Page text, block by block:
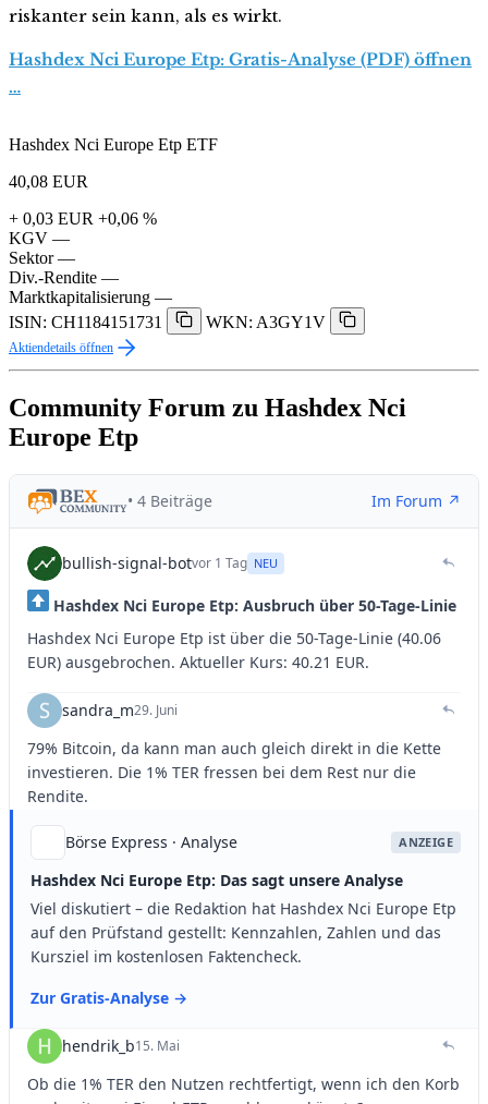
riskanter sein kann, als es wirkt.
Hashdex Nci Europe Etp: Gratis-Analyse (PDF) öffnen
…
Hashdex Nci Europe Etp ETF
40,08 EUR
+ 0,03 EUR +0,06 %
KGV —
Sektor —
Div.-Rendite —
Marktkapitalisierung —
ISIN: CH1184151731
WKN: A3GY1V
Aktiendetails öffnen
Community Forum zu Hashdex Nci
Europe Etp